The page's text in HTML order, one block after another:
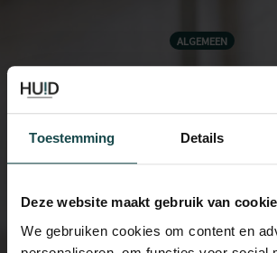
Toestemming Details
Deze website maakt gebruik van
We gebruiken cookies om content en
ALGEMEEN
Is het
dat je op
dag van